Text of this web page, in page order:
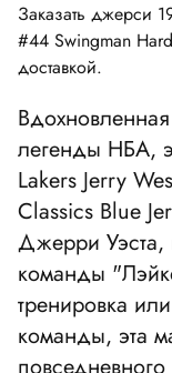
Заказать джерси
#44 Swingman
доставкой.
легенды НБА,
Lakers Jerry
Classics Blue
Джерри Уэста,
команды
тренировка
команды, эта